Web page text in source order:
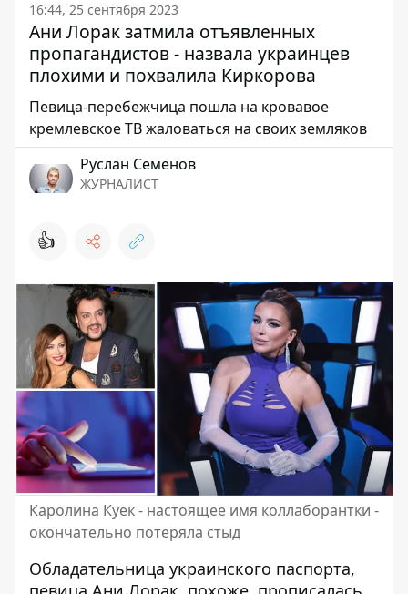
16:44, 25 сентября 2023
Ани Лорак затмила отъявленных
пропагандистов - назвала украинцев
плохими и похвалила Киркорова
Певица-перебежчица пошла на кровавое
кремлевское ТВ жаловаться на своих земляков
Руслан Семенов
ЖУРНАЛИСТ
👍
Каролина Куек - настоящее имя коллаборантки -
окончательно потеряла стыд
Обладательница украинского паспорта,